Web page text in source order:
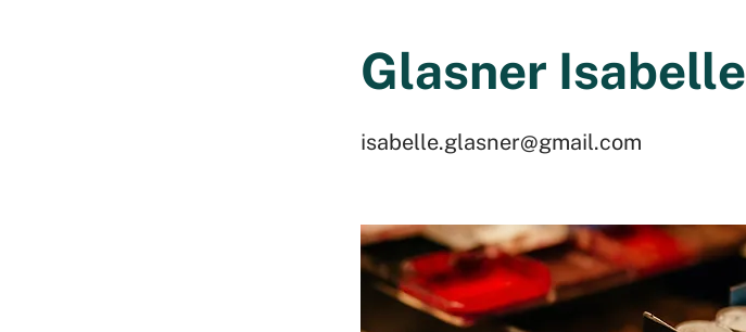
Glasner Isabelle
isabelle.glasner@gmail.com